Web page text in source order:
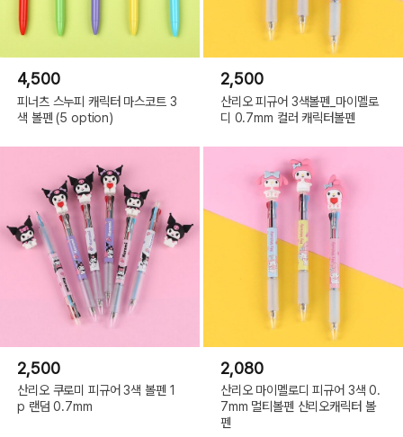
4,500
피너츠 스누피 캐릭터 마스코트 3
색 볼펜 (5 option)
2,500
산리오 피규어 3색볼펜_마이멜로
디 0.7mm 컬러 캐릭터볼펜
2,500
산리오 쿠로미 피규어 3색 볼펜 1
p 랜덤 0.7mm
2,080
산리오 마이멜로디 피규어 3색 0.
7mm 멀티볼펜 산리오캐릭터 볼
펜